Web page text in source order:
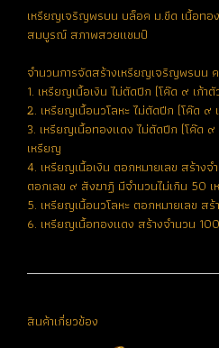
เหรียญเจริญพรบน บล็อค ม.ขีด เนื้อทอ
สมบูรณ์ สภาพสวยแชมป์
จำนวนการจัดสร้างเหรียญเจริญพรบ
1. เหรียญเนื้อเงิน ไม่ตัดปีก (โค๊ด ๙ เก้า
2. เหรียญเนื้อนวโลหะ ไม่ตัดปีก (โค๊ด ๙
3. เหรียญเนื้อทองแดง ไม่ตัดปีก (โค๊ด ๙
เหรียญ
4. เหรียญเนื้อเงิน ตอกหมายเลข สร้าง
ตอกเลข ๙ สังฆาฏิ มีจำนวนไม่เกิน 50
5. เหรียญเนื้อนวโลหะ ตอกหมายเลข ส
6. เหรียญเนื้อทองแดง สร้างจำนวน
สินค้าเกี่ยวข้อง